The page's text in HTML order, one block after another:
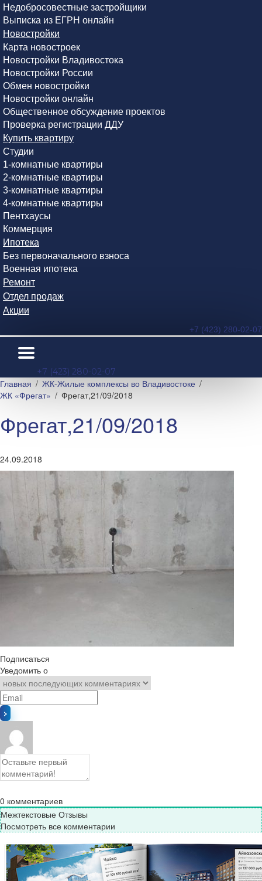
Недобросовестные застройщики
Выписка из ЕГРН онлайн
Новостройки
Карта новостроек
Новостройки Владивостока
Новостройки России
Обмен новостройки
Новостройки онлайн
Общественное обсуждение проектов
Проверка регистрации ДДУ
Купить квартиру
Студии
1-комнатные квартиры
2-комнатные квартиры
3-комнатные квартиры
4-комнатные квартиры
Пентхаусы
Коммерция
Ипотека
Без первоначального взноса
Военная ипотека
Ремонт
Отдел продаж
Акции
+7 (423) 280-02-07
+7 (423) 280-02-07
Главная
ЖК-Жилые комплексы во Владивостоке
ЖК «Фрегат»
Фрегат,21/09/2018
Фрегат,21/09/2018
24.09.2018
Подписаться
Уведомить о
0 комментариев
Межтекстовые Отзывы
Посмотреть все комментарии